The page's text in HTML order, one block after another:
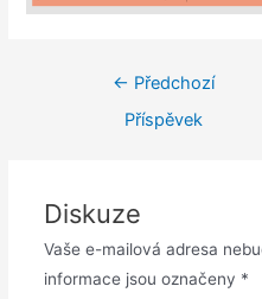
← Předchozí
Příspěvek
Diskuze
Vaše e-mailová adresa
informace jsou označeny *